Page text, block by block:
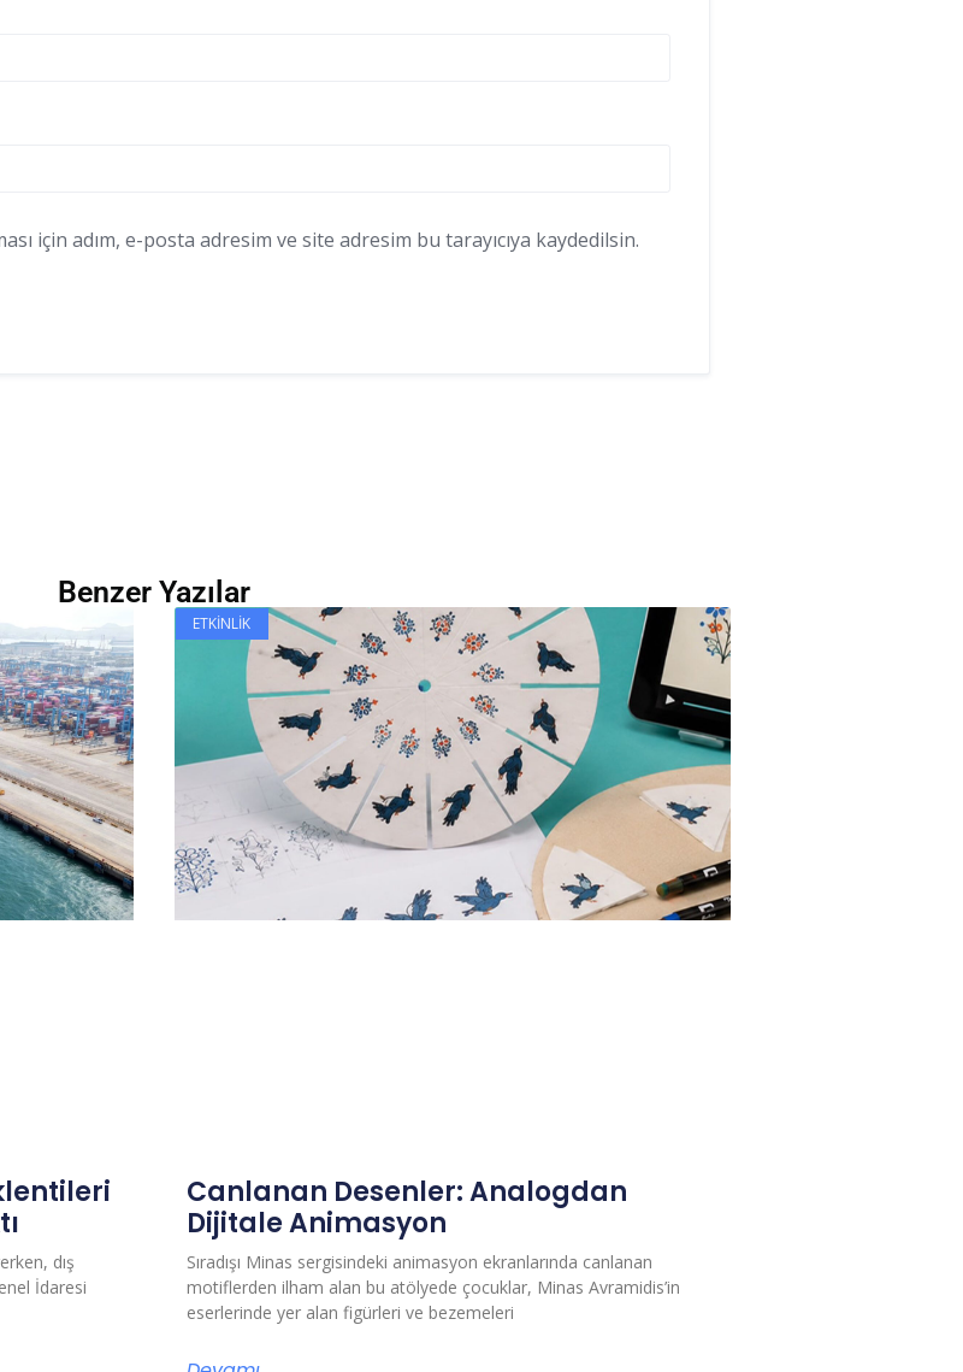
için adım, e-posta adresim ve site adresim bu tarayıcıya kaydedilsin.
Benzer Yazılar
dış
İdaresi
ETKINLIK
Canlanan Desenler: Analogdan
Dijitale Animasyon
Sıradışı Minas sergisindeki animasyon ekranlarında canlanan
motiflerden ilham alan bu atölyede çocuklar, Minas Avramidis’in
eserlerinde yer alan figürleri ve bezemeleri